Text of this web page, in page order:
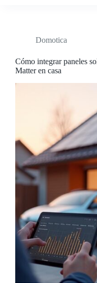
Domotica
Cómo integrar paneles
Matter en casa